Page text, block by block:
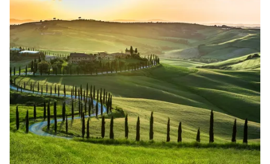
bijzondere plekjes voor je op een rij gezet.